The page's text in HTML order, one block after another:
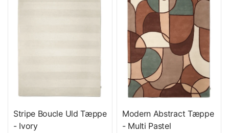
Stripe Boucle Uld Tæppe
- Ivory
Modern Abstract Tæppe
- Multi Pastel